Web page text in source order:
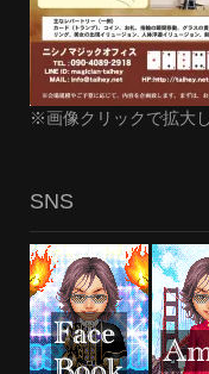
※画像クリックで拡大し
SNS